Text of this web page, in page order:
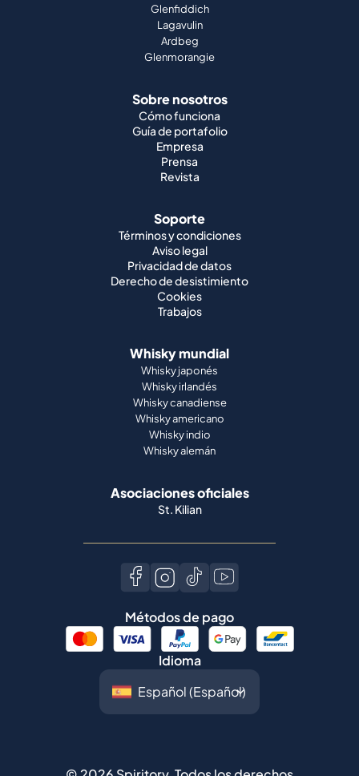
Glenfiddich
Lagavulin
Ardbeg
Glenmorangie
Sobre nosotros
Cómo funciona
Guía de portafolio
Empresa
Prensa
Revista
Soporte
Términos y condiciones
Aviso legal
Privacidad de datos
Derecho de desistimiento
Cookies
Trabajos
Whisky mundial
Whisky japonés
Whisky irlandés
Whisky canadiense
Whisky americano
Whisky indio
Whisky alemán
Asociaciones oficiales
St. Kilian
Métodos de pago
Idioma